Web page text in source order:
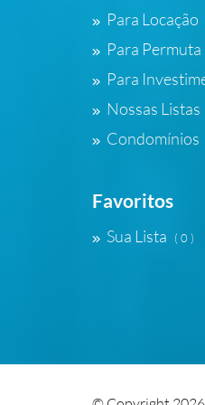
Para Locação
Para Permuta
Para
Nossas Listas
Condomínios
Favoritos
Sua Lista ( 0 )